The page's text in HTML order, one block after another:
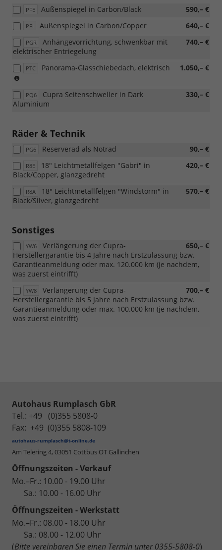
PFE 590,– €
Außenspiegel in Carbon/Black
PFI 640,– €
Außenspiegel in Carbon/Copper
PGR 740,– €
Anhängevorrichtung, schwenkbar mit
elektrischer Entriegelung
PTC 1.050,– €
Panorama-Glasschiebedach, elektrisch
Verbindung
mit:
Paket)
PQ6 330,– €
Cupra Seitenschweller in Dark
Aluminium
Räder & Technik
PG6 90,– €
Reserverad als Notrad
R8E 420,– €
18" Leichtmetallfelgen "Gabri" in
Black/Copper, glanzgedreht
R8A 570,– €
18" Leichtmetallfelgen "Windstorm" in
Black/Silver, glanzgedreht
Sonstiges
YW6 650,– €
Verlängerung der Cupra-
Herstellergarantie bis 4 Jahre nach Erstzulassung bzw.
Garantieanmeldung oder max. 120.000 km (je nachdem,
was zuerst eintrifft)
YW8 700,– €
Verlängerung der Cupra-
Herstellergarantie bis 5 Jahre nach Erstzulassung bzw.
Garantieanmeldung oder max. 100.000 km (je nachdem,
was zuerst eintrifft)
Autohaus Rumplasch GbR
Tel.: +49 (0)355 5808-0
Fax: +49 (0)355 5808-109
autohaus-rumplasch@t-online.de
Am Telering 4, 03051 Cottbus OT Gallinchen
Öffnungszeiten - Verkauf
Mo.–Fr.: 10.00 - 19.00 Uhr
Sa.: 10.00 - 16.00 Uhr
Öffnungszeiten - Werkstatt
Mo.–Fr.: 08.00 - 18.00 Uhr
Sa.: 08.00 - 12.00 Uhr
(Bitte vereinbaren Sie einen Termin unter 0355-5808-0)